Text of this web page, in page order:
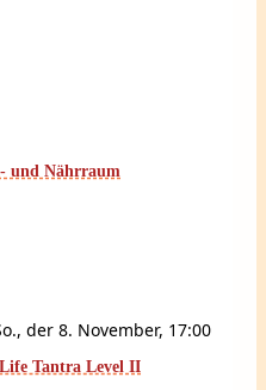
und Nährraum
der 8. November, 17:00
Tantra Level II